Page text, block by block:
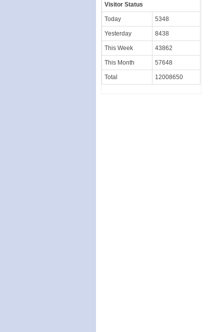
Visitor Status
Today 5348
Yesterday 8438
This Week 43862
This Month 57648
Total 12008650